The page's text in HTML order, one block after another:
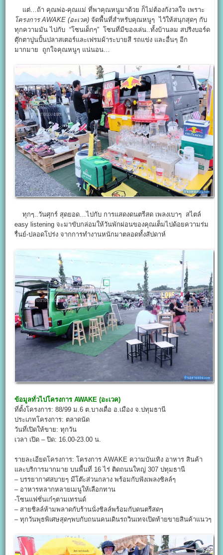
แต่…ถ้า คุณพ่อ-คุณแม่ ที่พาคุณหนูมาด้วย ก็ไม่ต้องกังวลใจ เพราะ
โครงการ AWAKE (อะเวค) จัดพื้นที่สำหรับคุณหนูๆ ไว้ให้สนุกสุดๆ กับ
ทุกความมัน ไปกับ “โซนเด็กๆ” โซนที่มีของเล่น..ทั้งบ้านลม สปริงบอร์ด
ตุ๊กตาปูนปั้นปลาสเตอร์และเฟรมผ้าระบายสี รถแข่ง และอื่นๆ อีก
มากมาย ถูกใจคุณหนูๆ แน่นอน…
ทุกๆ..วันศุกร์ สุดยอด…ไปกับ การแสดงดนตรีสด เพลงเบาๆ สไตล์
easy listening จะมาขับกล่อมให้วันพักผ่อนของคุณเต็มไปด้อยความร่ม
รื่นย์-ปลอดโปร่ง จากการทำงานหนักมาตลอดทั้งสัปดาห์
ข้อมูลทั่วไปโครงการ AWAKE (อะเวค)
ที่ตั้งโครงการ: 88/99 ม.6 ต.บางเดื่อ อ.เมือง จ.ปทุมธานี
ประเภทโครงการ: ตลาดนัด
วันที่เปิดให้ขาย: ทุกวัน
เวลา เปิด – ปิด: 16.00-23.00 น.
รายละเอียดโครงการ: โครงการ AWAKE ความบันเทิง อาหาร สินค้า
และบริการมากมาย บนพื้นที่ 16 ไร่ ติดถนนใหญ่ 307 ปทุมธานี
– บรรยากาศสบายๆ มีโต๊ะส่วนกลาง พร้อมกับฟังเพลงชิลล์ๆ
– อาหารหลากหลายเมนูให้เลือกทาน
-โซนแฟชั่นเก๋ๆตามเทรนด์
– สายชิลล์ห้ามพลาดกับร้านนั่งชิลล์พร้อมกับดนตรีสดๆ
– ทุกวันพุธพิเศษสุดๆพบกับถนนคนเดินรถวินเทจเปิดท้ายขายสินค้าแนวๆ